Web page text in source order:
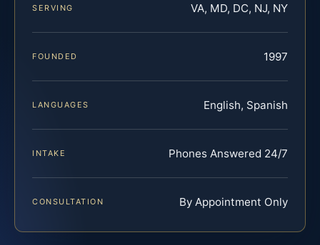
SERVING VA, MD, DC, NJ, NY
FOUNDED 1997
LANGUAGES English, Spanish
INTAKE Phones Answered 24/7
CONSULTATION By Appointment Only